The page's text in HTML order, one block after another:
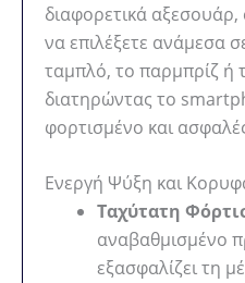
διαφορετικά αξεσουάρ,
να επιλέξετε ανάμεσα
ταμπλό, το παρμπρίζ ή
διατηρώντας το
φορτισμένο και
Ενεργή Ψύξη και
Ταχύτατη
αναβαθμισμένο
εξασφαλίζει τη